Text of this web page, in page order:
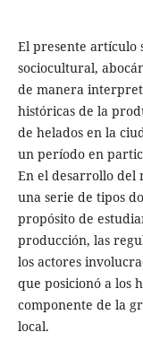
El presente artículo
sociocultural,
de manera
históricas de la
de helados en la
un período en
En el desarrollo del
una serie de tipos
propósito de
producción, las
los actores
que posicionó a los
componente de la
local.